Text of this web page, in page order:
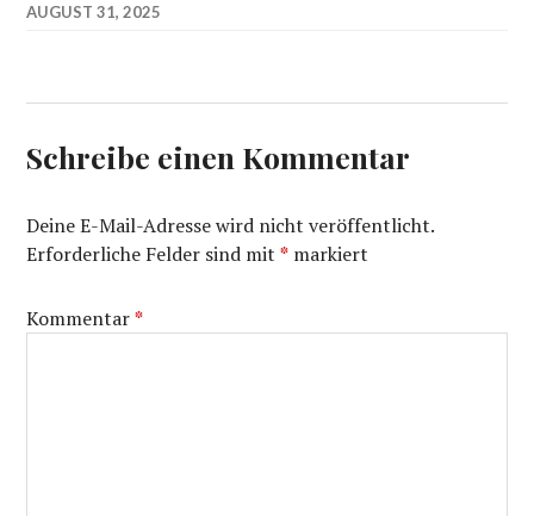
AUGUST 31, 2025
Schreibe einen Kommentar
Deine E-Mail-Adresse wird nicht veröffentlicht.
Erforderliche Felder sind mit* markiert
Kommentar*